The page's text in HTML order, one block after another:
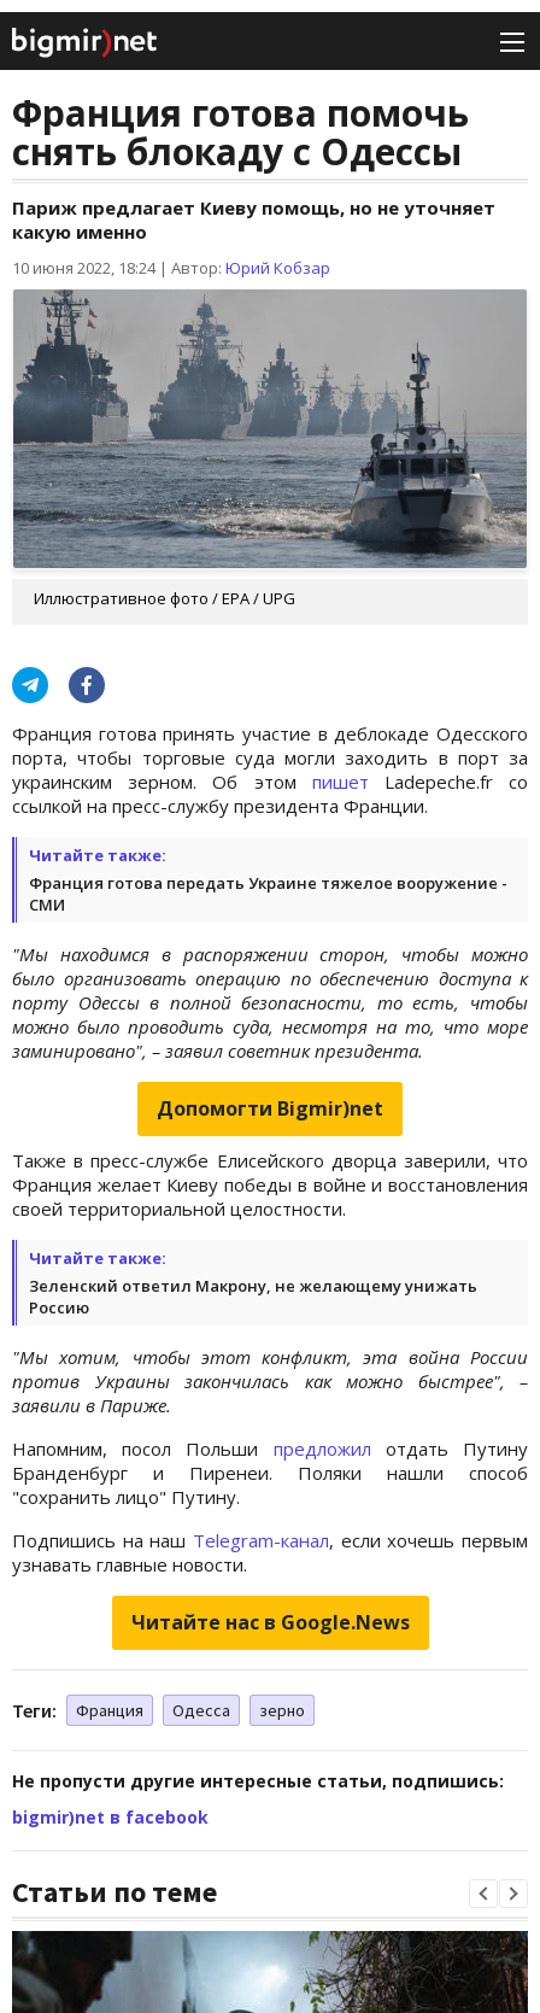
Франция готова помочь
снять блокаду с Одессы
Париж предлагает Киеву помощь, но не уточняет
какую именно
10 июня 2022, 18:24| Автор: Юрий Кобзар
Иллюстративное фото / EPA / UPG
Франция готова принять участие в деблокаде Одесского
порта, чтобы торговые суда могли заходить в порт за
украинским зерном. Об этом пишет Ladepeche.fr со
ссылкой на пресс-службу президента Франции.
Читайте также:
Франция готова передать Украине тяжелое вооружение -
СМИ
"Мы находимся в распоряжении сторон, чтобы можно
было организовать операцию по обеспечению доступа к
порту Одессы в полной безопасности, то есть, чтобы
можно было проводить суда, несмотря на то, что море
заминировано", – заявил советник президента.
Допомогти Bigmir)net
Также в пресс-службе Елисейского дворца заверили, что
Франция желает Киеву победы в войне и восстановления
своей территориальной целостности.
Читайте также:
Зеленский ответил Макрону, не желающему унижать
Россию
"Мы хотим, чтобы этот конфликт, эта война России
против Украины закончилась как можно быстрее", –
заявили в Париже.
Напомним, посол Польши предложил отдать Путину
Бранденбург и Пиренеи. Поляки нашли способ
"сохранить лицо" Путину.
Подпишись на наш Telegram-канал, если хочешь первым
узнавать главные новости.
Читайте нас в Google.News
Теги: Франция Одесса зерно
Не пропусти другие интересные статьи, подпишись:
bigmir)net в facebook
Статьи по теме